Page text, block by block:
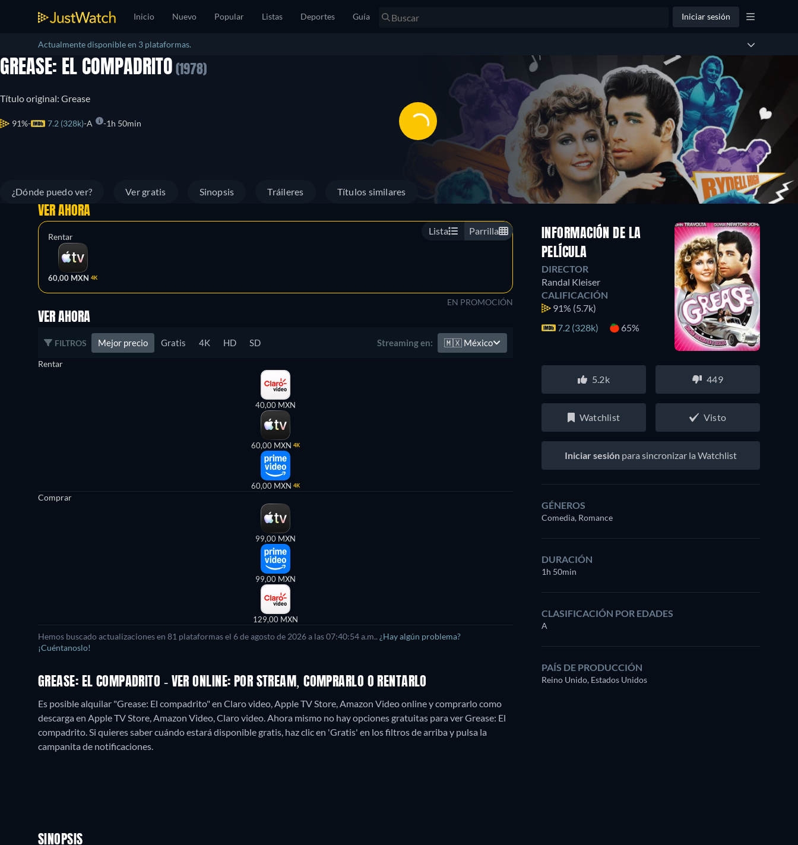
Inicio Nuevo Popular Listas Deportes Guía Iniciar sesión
Actualmente disponible en 3 plataformas.
GREASE: EL COMPADRITO (1978)
Título original: Grease
91% 7.2 (328k) A 1h 50min
¿Dónde puedo ver? Ver gratis Sinopsis Tráileres Títulos similares
Lista Parrilla
VER AHORA
Rentar
60,00 MXN 4K
EN PROMOCIÓN
VER AHORA
FILTROS Mejor precio Gratis 4K HD SD Streaming en: 🇲🇽 México
Rentar
40,00 MXN
60,00 MXN 4K
60,00 MXN 4K
Comprar
99,00 MXN
99,00 MXN
129,00 MXN
Hemos buscado actualizaciones en 81 plataformas el 6 de agosto de 2026a las07:40:54 a.m.. ¿Hay algún problema?
¡Cuéntanoslo!
GREASE: EL COMPADRITO - VER ONLINE: POR STREAM, COMPRARLO O RENTARLO
Es posible alquilar "Grease: El compadrito" en Claro video, Apple TV Store, Amazon Video online y comprarlo como
descarga en Apple TV Store, Amazon Video, Claro video.Ahora mismo no hay opciones gratuitas para ver Grease: El
compadrito. Si quieres saber cuándo estará disponible gratis, haz clic en 'Gratis' en los filtros de arriba y pulsa la
campanita de notificaciones.
SINOPSIS
INFORMACIÓN DE LA
PELÍCULA
DIRECTOR
Randal Kleiser
CALIFICACIÓN
91% (5.7k)
7.2 (328k)
65%
5.2k 449
Watchlist Visto
Iniciar sesión para sincronizar la Watchlist
GÉNEROS
Comedia, Romance
DURACIÓN
1h 50min
CLASIFICACIÓN POR EDADES
A
PAÍS DE PRODUCCIÓN
Reino Unido, Estados Unidos